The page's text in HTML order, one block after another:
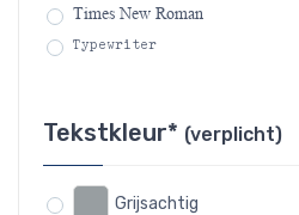
Times New Roman
Typewriter
Tekstkleur* (verplicht)
Grijsachtig